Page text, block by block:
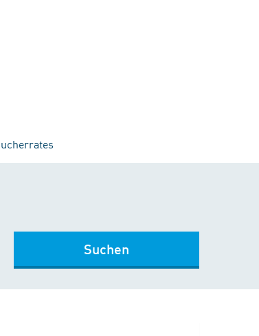
Suchen